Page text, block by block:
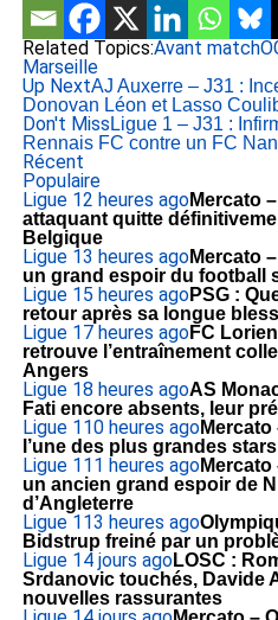
Related Topics:Avant match
Marseille
Up NextAJ Auxerre – J31 :
Donovan Léon et Lasso
Don't Miss Ligue 1 – J31 :
Rennais FC contre un FC
Récent
Populaire
Ligue 12 heures agoMercato
attaquant quitte
Belgique
Ligue 13 heures agoMercato
un grand espoir du football
Ligue 15 heures agoPSG :
retour après sa longue
Ligue 17 heures agoFC
retrouve l’entraînement
Angers
Ligue 18 heures agoAS
Fati encore absents, leur
Ligue 110 heures agoMercato
l’une des plus grandes
Ligue 111 heures agoMercato
un ancien grand espoir de
d’Angleterre
Ligue 113 heures ago
Bidstrup freiné par un
Ligue 14 jours agoLOSC :
Srdanovic touchés, Davide
nouvelles rassurantes